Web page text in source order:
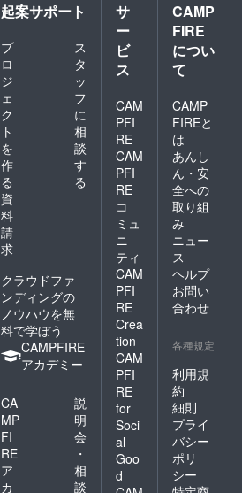
起案サポート
プ
ロ
ジ
ェ
ク
ト
を
作
る
ス
タ
ッ
フ
に
相
談
す
る
資
料
請
求
クラウドファ
ンディングの
ノウハウを無
料で学ぼう
CAMPFIRE
アカデミー
CA
MP
FI
RE
ア
カ
説
明
会
・
相
談
サ
ー
ビ
ス
CAM
PFI
RE
CAM
PFI
RE
コ
ミュ
ニ
ティ
CAM
PFI
RE
Crea
tion
CAM
PFI
RE
for
Soci
al
Goo
d
CAMP
FIRE
につい
て
CAMP
FIREと
は
あんし
ん・安
全への
取り組
み
ニュー
ス
ヘルプ
お問い
合わせ
各種規定
利用規
約
細則
プライ
バシー
ポリ
シー